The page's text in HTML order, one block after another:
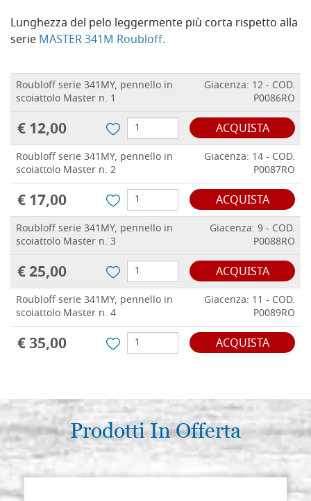
Lunghezza del pelo leggermente più corta rispetto alla
serieMASTER 341M Roubloff.
Roubloff serie 341MY, pennello in
scoiattolo Master n. 1
Giacenza: 12 - COD.
P0086RO
€ 12,00 ACQUISTA
Roubloff serie 341MY, pennello in
scoiattolo Master n. 2
Giacenza: 14 - COD.
P0087RO
€ 17,00 ACQUISTA
Roubloff serie 341MY, pennello in
scoiattolo Master n. 3
Giacenza: 9 - COD.
P0088RO
€ 25,00 ACQUISTA
Roubloff serie 341MY, pennello in
scoiattolo Master n. 4
Giacenza: 11 - COD.
P0089RO
€ 35,00 ACQUISTA
Prodotti In Offerta